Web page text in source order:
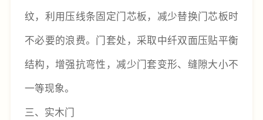
纹，利用压线条固定门芯板，减少替换门芯板时
不必要的浪费。门套处，采取中纤双面压贴平衡
结构，增强抗弯性，减少门套变形、缝隙大小不
一等现象。
三、实木门